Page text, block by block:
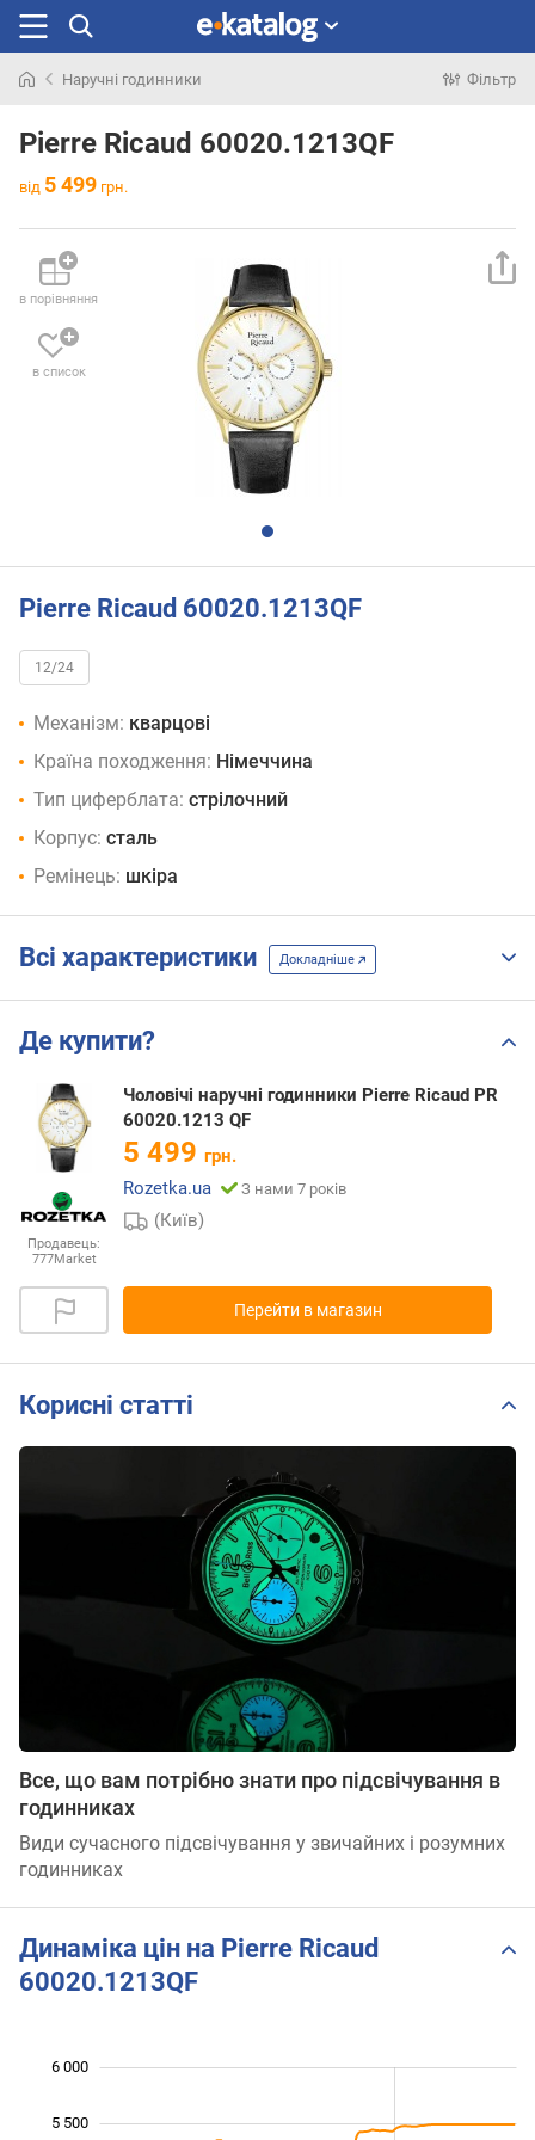
раніше
Наручні годинники Фільтр
Pierre Ricaud 60020.1213QF
від 5 499 грн.
в порівняння
в список
Pierre Ricaud 60020.1213QF
12/24
Механізм: кварцові
Країна походження: Німеччина
Тип циферблата: стрілочний
Корпус: сталь
Ремінець: шкіра
Всі характеристики Докладніше
Де купити?
Продавець:
777Market
Чоловічі наручні годинники Pierre Ricaud PR
60020.1213 QF
5 499 грн.
Rozetka.ua
З нами 7 років
(Київ)
Перейти в магазин
Корисні статті
Все, що вам потрібно знати про підсвічування в
годинниках
Види сучасного підсвічування у звичайних і розумних
годинниках
Динаміка цін на Pierre Ricaud
60020.1213QF
5 500
6 000